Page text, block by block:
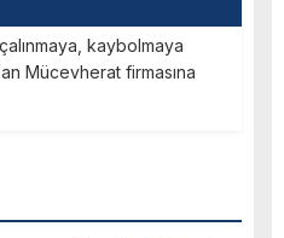
kaybolmaya
Mücevherat firmasına